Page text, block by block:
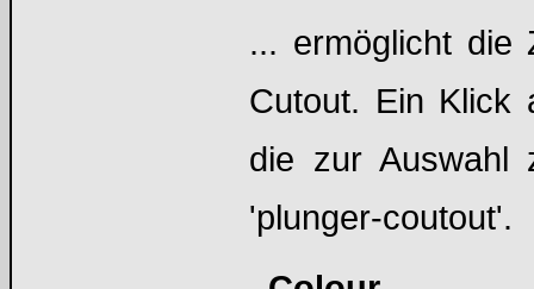
... ermöglicht die
Cutout. Ein Klick
die zur Auswahl
'plunger-coutout'.